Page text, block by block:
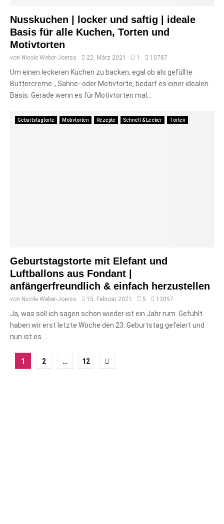
Nusskuchen | locker und saftig | ideale
Basis für alle Kuchen, Torten und
Motivtorten
von Nicole Weber-Joerss 22. März 2021 1 10787
Um einen leckeren Kuchen zu backen, egal ob als gefüllte
Buttercreme-, Sahne- oder Motivtorte, bedarf es einer idealen
Basis. Gerade wenn es für Motivtorten mal...
Geburtstagtorte Motivtorten Rezepte Schnell & Lecker Torten
Geburtstagstorte mit Elefant und
Luftballons aus Fondant |
anfängerfreundlich & einfach herzustellen
von Nicole Weber-Joerss 15. Februar 2021 5 13097
Ja, was soll ich sagen schon wieder ist ein Jahr rum. Gefühlt
haben wir erst letzte Woche den 23. Geburtstag gefeiert und
nun ist es...
Seitennummerierung
1 2 … 12